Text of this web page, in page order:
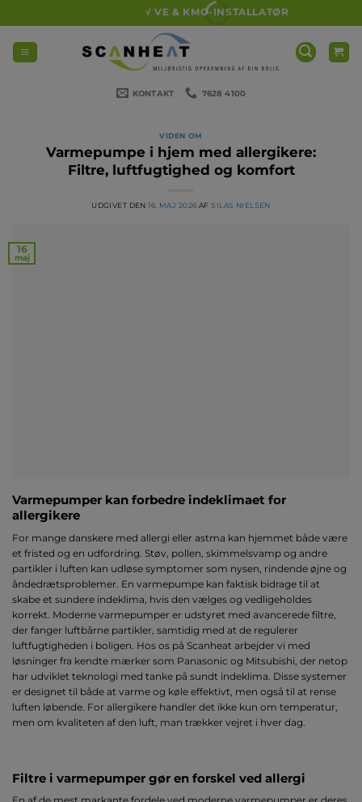
√ VE & KMO-INSTALLATØR
KONTAKT 7628 4100
VIDEN OM
Varmepumpe i hjem med allergikere:
Filtre, luftfugtighed og komfort
UDGIVET DEN16. MAJ 2026 AFSILAS NIELSEN
16
maj
Varmepumper kan forbedre indeklimaet for
allergikere
For mange danskere med allergi eller astma kan hjemmet både være
et fristed og en udfordring. Støv, pollen, skimmelsvamp og andre
partikler i luften kan udløse symptomer som nysen, rindende øjne og
åndedrætsproblemer. En varmepumpe kan faktisk bidrage til at
skabe et sundere indeklima, hvis den vælges og vedligeholdes
korrekt. Moderne varmepumper er udstyret med avancerede filtre,
der fanger luftbårne partikler, samtidig med at de regulerer
luftfugtigheden i boligen. Hos os på Scanheat arbejder vi med
løsninger fra kendte mærker som Panasonic og Mitsubishi, der netop
har udviklet teknologi med tanke på sundt indeklima. Disse systemer
er designet til både at varme og køle effektivt, men også til at rense
luften løbende. For allergikere handler det ikke kun om temperatur,
men om kvaliteten af den luft, man trækker vejret i hver dag.
Filtre i varmepumper gør en forskel ved allergi